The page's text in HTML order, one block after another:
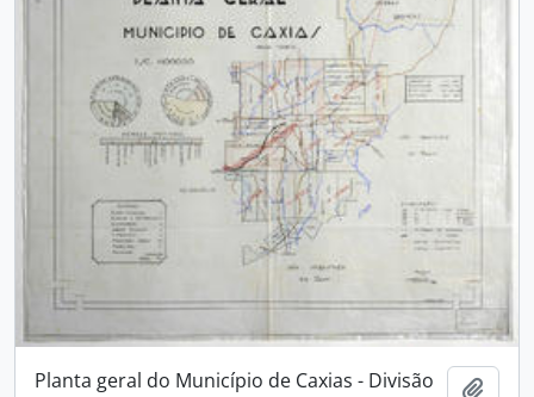
Planta geral do Município de Caxias - Divisão